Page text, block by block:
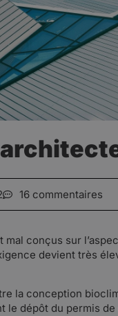
16 commentaires
conçus sur
devient très
la conception
le dépôt du permis